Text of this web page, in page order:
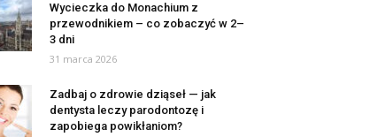
Wycieczka do Monachium z
przewodnikiem – co zobaczyć w 2–
3 dni
31 marca 2026
Zadbaj o zdrowie dziąseł — jak
dentysta leczy parodontozę i
zapobiega powikłaniom?